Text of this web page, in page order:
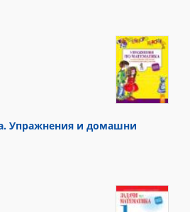
Упражнения и домашни